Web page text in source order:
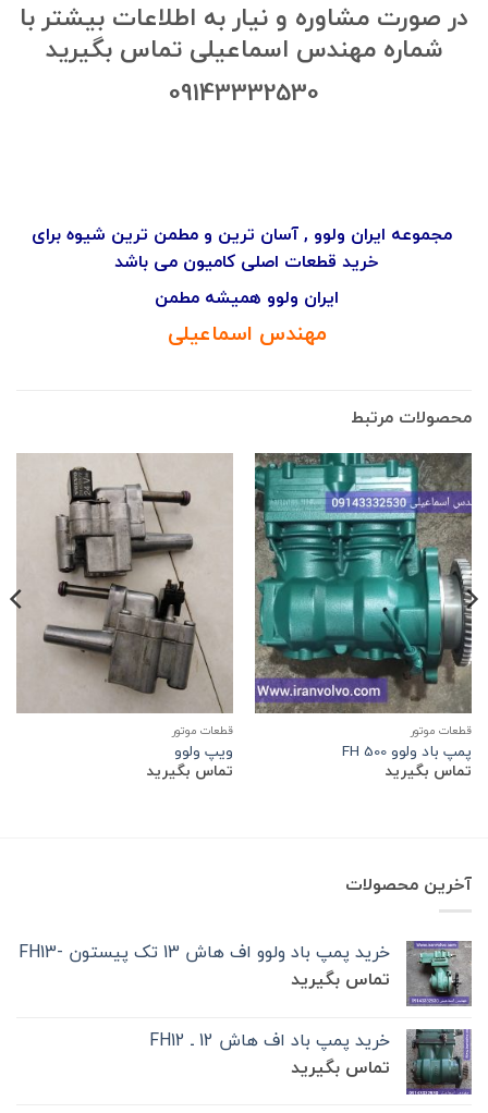
در صورت مشاوره و نیار به اطلاعات بیشتر با
شماره مهندس اسماعیلی تماس بگیرید
09143332530
مجموعه ایران ولوو , آسان ترین و مطمن ترین شیوه برای
خرید قطعات اصلی کامیون می باشد
ایران ولوو همیشه مطمن
مهندس اسماعیلی
محصولات مرتبط
قطعات موتور
پمپ باد ولوو 500 FH
تماس بگیرید
قطعات موتور
ویپ ولوو
تماس بگیرید
آخرین محصولات
خرید پمپ باد ولوو اف هاش 13 تک‌ پیستون -FH13
تماس بگیرید
خرید پمپ باد اف هاش 12 ـ FH12
تماس بگیرید